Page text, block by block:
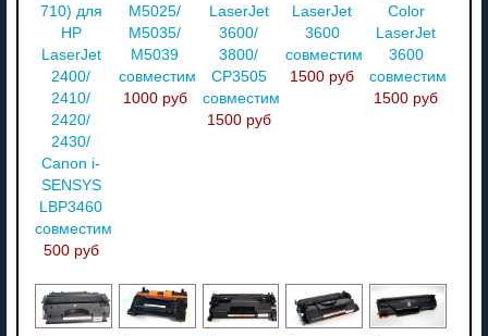
710) для
HP
LaserJet
2400/
2410/
2420/
2430/
Canon i-
SENSYS
LBP3460
совместимый
500 руб
M5025/
M5035/
M5039
совместимый
1000 руб
LaserJet
3600/
3800/
CP3505
совместимый
1500 руб
LaserJet
3600
совместимый
1500 руб
Color
LaserJet
3600
совместимый
1500 руб